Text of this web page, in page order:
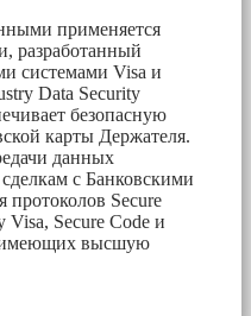
применяется
разработанный
системами Visa и
Data Security
безопасную
карты Держателя.
данных
с Банковскими
протоколов Secure
Visa, Secure Code и
имеющих высшую